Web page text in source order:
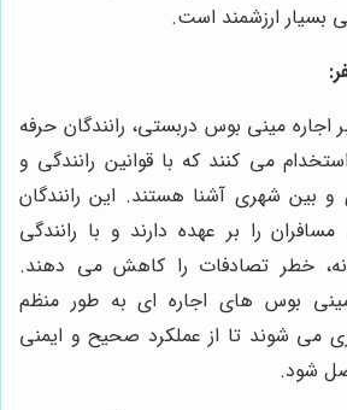
بسیار ارزشمند است.
مینی بوس دربستی، رانندگان حرفه
می کنند که با قوانین رانندگی و
بین شهری آشنا هستند. این رانندگان
را بر عهده دارند و با رانندگی
خطر تصادفات را کاهش می دهند.
مینی بوس های اجاره ای به طور منظم
می شوند تا از عملکرد صحیح و ایمنی
شود.